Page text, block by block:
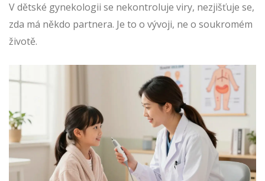
V dětské gynekologii se nekontroluje viry, nezjišťuje se,
zda má někdo partnera. Je to o vývoji, ne o soukromém
životě.